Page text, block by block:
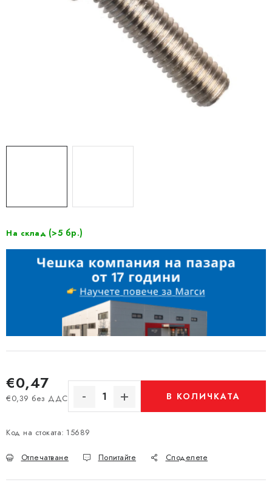
На склад (>5 бр.)
€0,47
€0,39 без ДДС
Измерване на цената:
В КОЛИЧКАТА
Код на стоката: 15689
Отпечатване Попитайте Споделете